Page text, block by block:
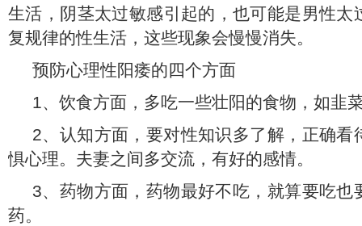
生活，阴茎太过敏感引起的，也可能是男性太
复规律的性生活，这些现象会慢慢消失。
预防心理性阳痿的四个方面
1、饮食方面，多吃一些壮阳的食物，如韭
2、认知方面，要对性知识多了解，正确看
惧心理。夫妻之间多交流，有好的感情。
3、药物方面，药物最好不吃，就算要吃也
药。